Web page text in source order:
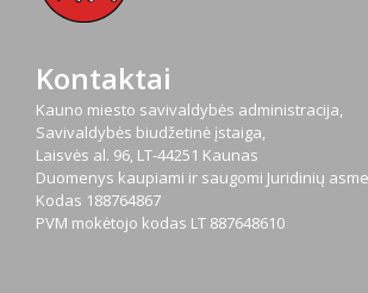
Kontaktai
Kauno miesto savivaldybės administracija,
Savivaldybės biudžetinė įstaiga,
Laisvės al. 96, LT-44251 Kaunas
Duomenys kaupiami ir saugomi Juridinių
Kodas 188764867
PVM mokėtojo kodas LT 887648610